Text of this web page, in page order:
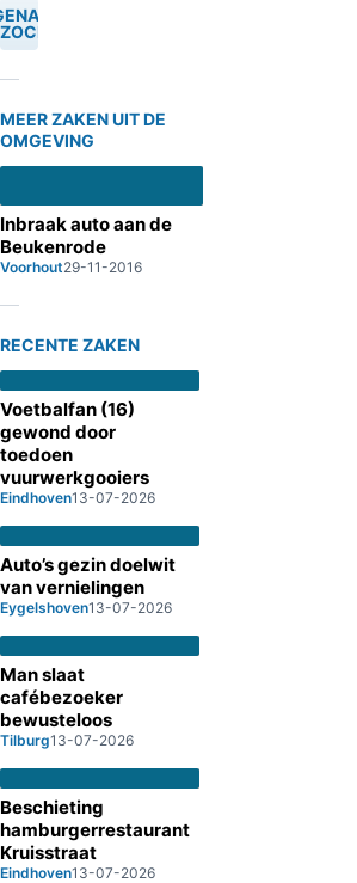
MEER ZAKEN UIT DE
OMGEVING
Inbraak auto aan de
Beukenrode
Voorhout29-11-2016
RECENTE ZAKEN
Voetbalfan (16)
gewond door
toedoen
vuurwerkgooiers
Eindhoven13-07-2026
Auto’s gezin doelwit
van vernielingen
Eygelshoven13-07-2026
Man slaat
cafébezoeker
bewusteloos
Tilburg13-07-2026
Beschieting
hamburgerrestaurant
Kruisstraat
Eindhoven13-07-2026